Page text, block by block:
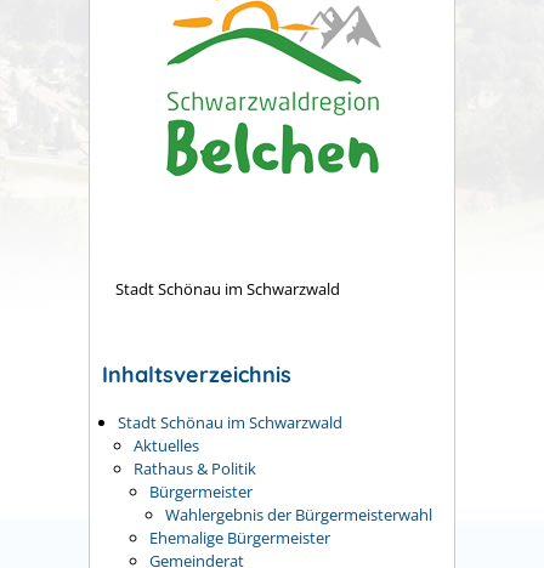
Stadt Schönau im Schwarzwald
Inhaltsverzeichnis
Stadt Schönau im Schwarzwald
Aktuelles
Rathaus & Politik
Bürgermeister
Wahlergebnis der Bürgermeisterwahl
Ehemalige Bürgermeister
Gemeinderat